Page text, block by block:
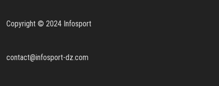
Copyright © 2024 Infosport
contact@infosport-dz.com